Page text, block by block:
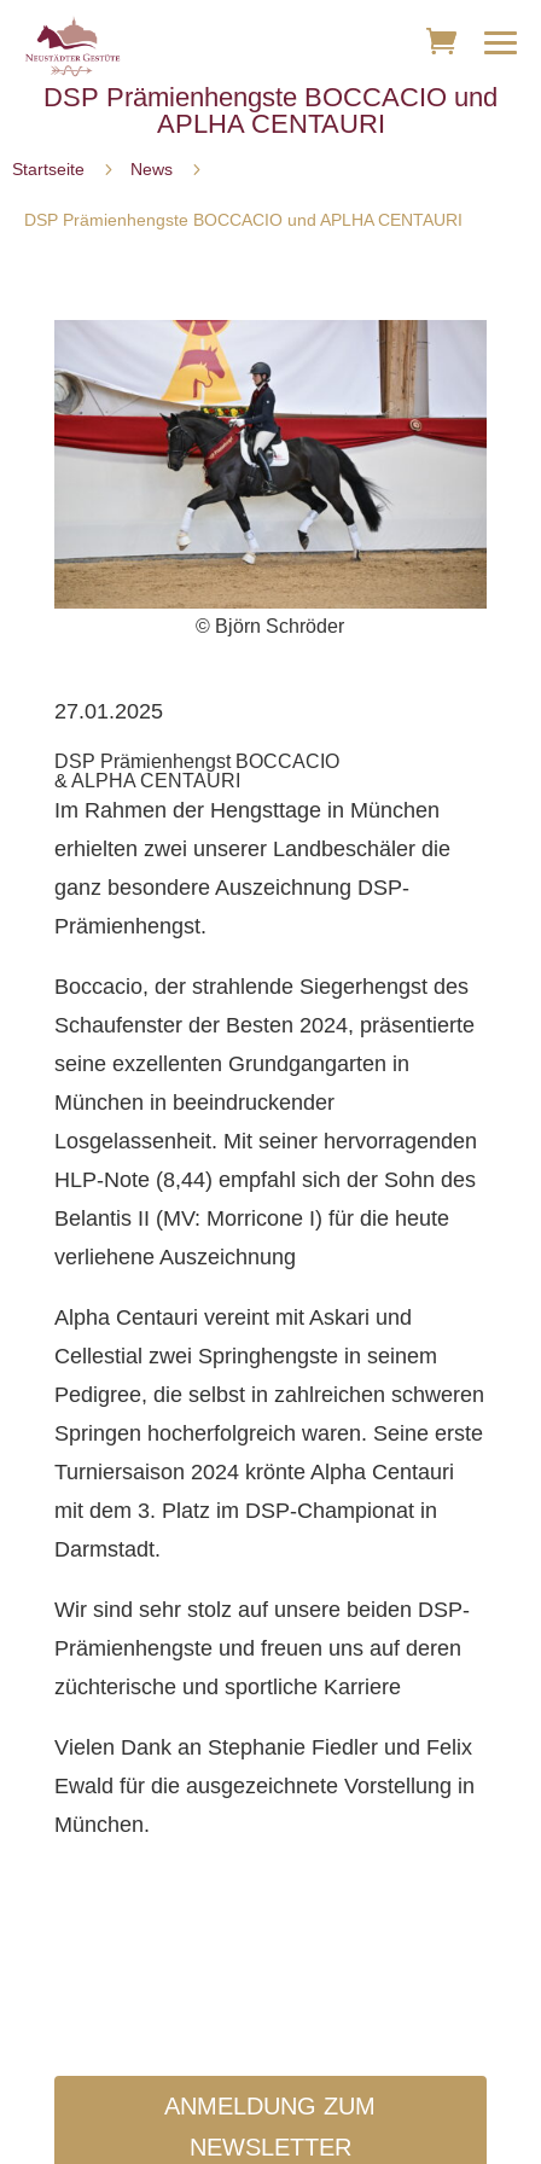
DSP Prämienhengste BOCCACIO und
APLHA CENTAURI
Startseite 5 News 5
DSP Prämienhengste BOCCACIO und APLHA CENTAURI
© Björn Schröder
27.01.2025
DSP Prämienhengst BOCCACIO
& ALPHA CENTAURI
Im Rahmen der Hengsttage in München
erhielten zwei unserer Landbeschäler die
ganz besondere Auszeichnung DSP-
Prämienhengst.
Boccacio, der strahlende Siegerhengst des
Schaufenster der Besten 2024, präsentierte
seine exzellenten Grundgangarten in
München in beeindruckender
Losgelassenheit. Mit seiner hervorragenden
HLP-Note (8,44) empfahl sich der Sohn des
Belantis II (MV: Morricone I) für die heute
verliehene Auszeichnung
Alpha Centauri vereint mit Askari und
Cellestial zwei Springhengste in seinem
Pedigree, die selbst in zahlreichen schweren
Springen hocherfolgreich waren. Seine erste
Turniersaison 2024 krönte Alpha Centauri
mit dem 3. Platz im DSP-Championat in
Darmstadt.
Wir sind sehr stolz auf unsere beiden DSP-
Prämienhengste und freuen uns auf deren
züchterische und sportliche Karriere
Vielen Dank an Stephanie Fiedler und Felix
Ewald für die ausgezeichnete Vorstellung in
München.
ANMELDUNG ZUM
NEWSLETTER